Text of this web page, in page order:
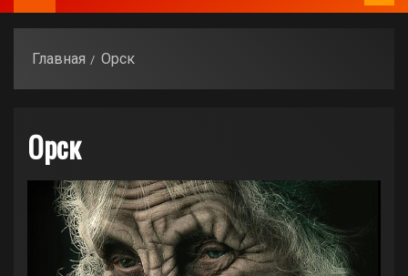
Главная Орск
Орск